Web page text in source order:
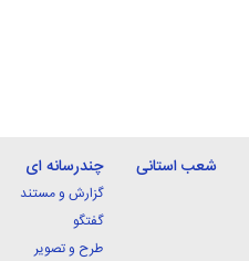
شعب استانی چندرسانه ای
گزارش و مستند
گفتگو
طرح و تصویر